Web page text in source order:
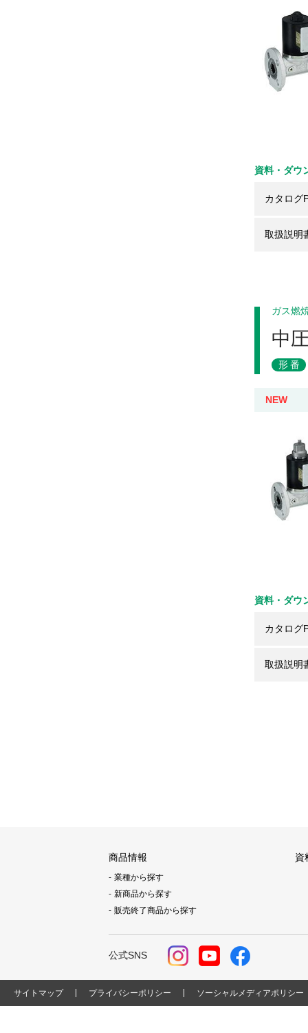
資料・ダウ
カタログ
取扱説明
ガス燃
中
形番
NEW
資料・ダウ
カタログ
取扱説明
商品情報
業種から探す
新商品から探す
販売終了商品から探す
資
公式SNS
サイトマップ プライバシーポリシー ソーシャルメディアポリシー